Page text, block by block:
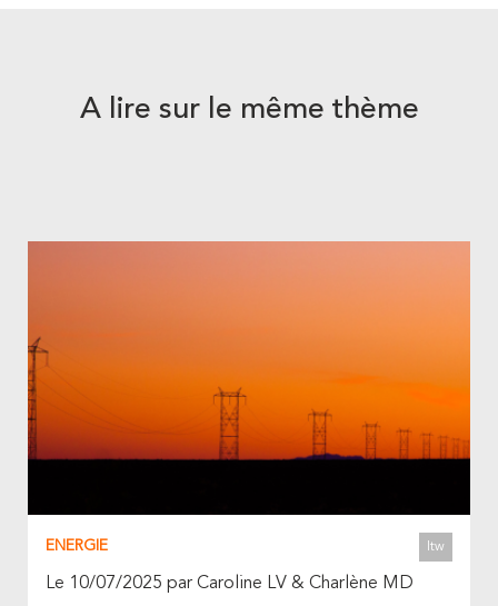
A lire sur le même thème
ENERGIE Itw
Le 10/07/2025 par Caroline LV & Charlène MD